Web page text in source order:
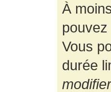
À
Vous
durée
modifier